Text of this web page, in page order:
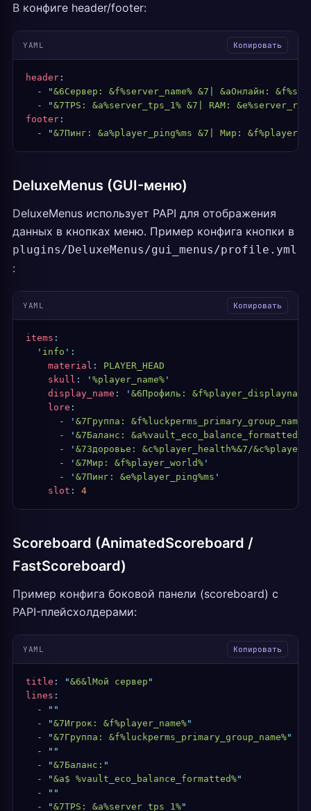
В конфиге header/footer:
YAML Копировать
header :
  -
"&6Сервер: &f%server_name% &7| &aОнлайн:
  -
"&7TPS: &a%server_tps_1% &7| RAM:
footer :
  -
"&7Пинг: &a%player_ping%ms &7| Мир:
DeluxeMenus (GUI-меню)
DeluxeMenus использует PAPI для отображения
данных в кнопках меню. Пример конфига кнопки в
plugins/DeluxeMenus/gui_menus/profile.yml
:
YAML Копировать
items :
  '
info ' :
    material
:
PLAYER_HEAD
    skull
: ' %player_name% '
    display_name
: ' &6Профиль:
    lore
:
      -
' &7Группа: &f%luckperms_primary_group_name%
      -
' &7Баланс: &a%vault_eco_balance_formatted%
      -
' &7Здоровье: &c%player_health%&7/
      -
' &7Мир: &f%player_world% '
      -
' &7Пинг: &e%player_ping%ms '
    slot
: 4
Scoreboard (AnimatedScoreboard /
FastScoreboard)
Пример конфига боковой панели (scoreboard) с
PAPI-плейсхолдерами:
YAML Копировать
title : "&6&lМой сервер "
lines :
  -
""
  -
"&7Игрок: &f%player_name%"
  -
"&7Группа: &f%luckperms_primary_group_name%"
  -
""
  -
"&7Баланс: "
  -
"&a$ %vault_eco_balance_formatted%"
  -
""
  -
"&7TPS: &a%server_tps_1%"